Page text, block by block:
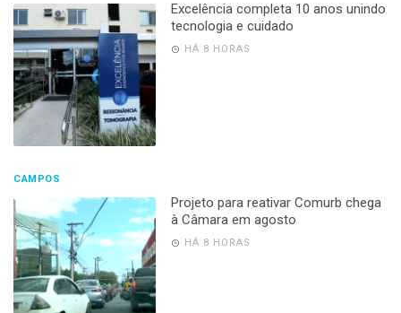
Excelência completa 10 anos unindo
tecnologia e cuidado
HÁ 8 HORAS
CAMPOS
Projeto para reativar Comurb chega
à Câmara em agosto
HÁ 8 HORAS